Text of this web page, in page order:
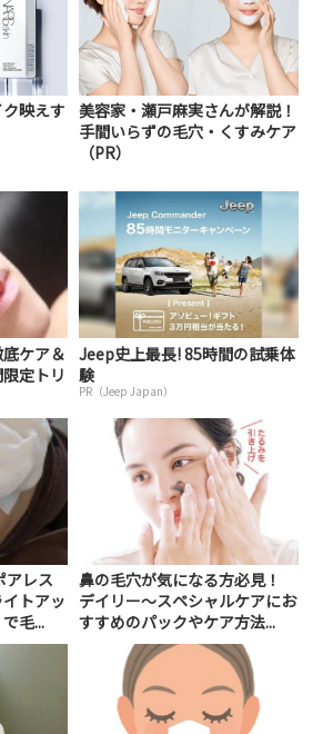
映えす
美容家・瀬戸麻実さんが解説！
手間いらずの毛穴・くすみケア
（PR）
ケア＆
定トリ
Jeep史上最長! 85時間の試乗体
験
PR（Jeep Japan）
アレス
トアッ
毛...
鼻の毛穴が気になる方必見！
デイリー～スペシャルケアにお
すすめのパックやケア方法...